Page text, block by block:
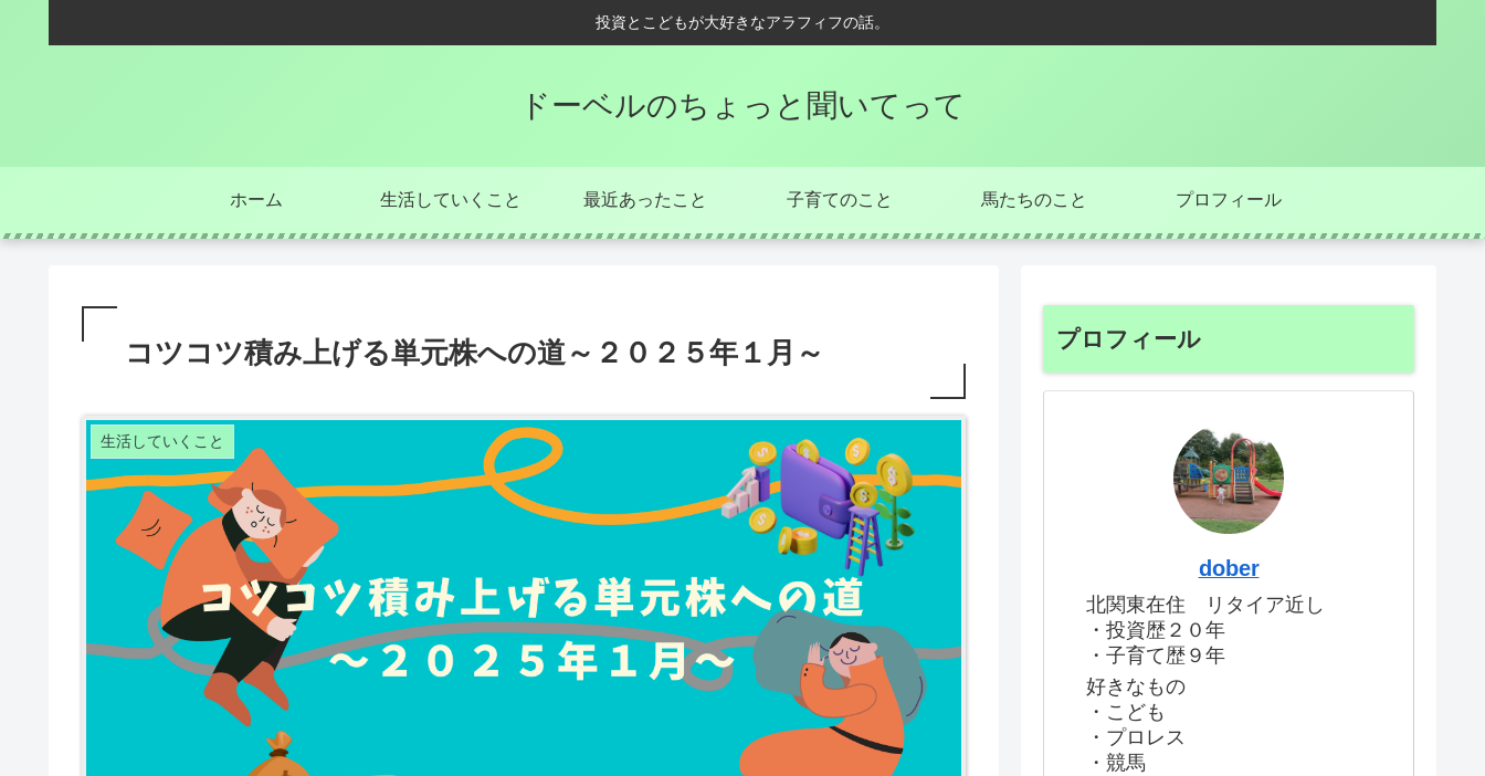
投資とこどもが大好きなアラフィフの話。
ドーベルのちょっと聞いてって
ホーム 生活していくこと 最近あったこと 子育てのこと 馬たちのこと プロフィール
コツコツ積み上げる単元株への道～２０２５年１月～
生活していくこと
プロフィール
dober
北関東在住 リタイア近し
・投資歴２０年
・子育て歴９年
好きなもの
・こども
・プロレス
・競馬